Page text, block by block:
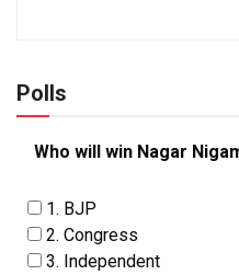
Polls
Who will win Nagar
1. BJP
2. Congress
3. Independent